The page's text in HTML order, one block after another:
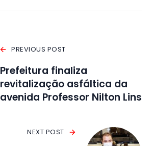
PREVIOUS POST
Prefeitura finaliza
revitalização asfáltica da
avenida Professor Nilton Lins
NEXT POST